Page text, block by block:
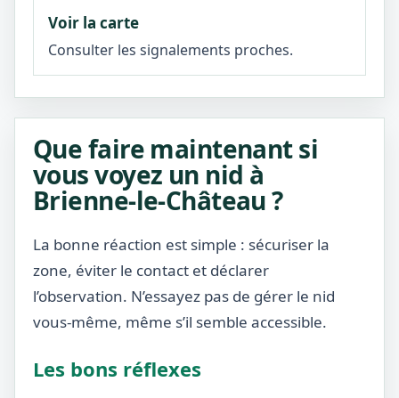
Voir la carte
Consulter les signalements proches.
Que faire maintenant si
vous voyez un nid à
Brienne-le-Château ?
La bonne réaction est simple : sécuriser la
zone, éviter le contact et déclarer
l’observation. N’essayez pas de gérer le nid
vous-même, même s’il semble accessible.
Les bons réflexes